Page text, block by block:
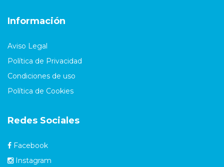
Información
Aviso Legal
Política de Privacidad
Condiciones de uso
Política de Cookies
Redes Sociales
Facebook
Instagram